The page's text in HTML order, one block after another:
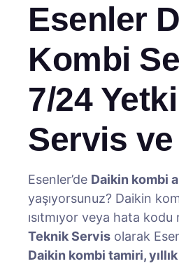
Esenler
Kombi
7/24
Servis ve
Esenler’de Daikin kombi
yaşıyorsunuz? Daikin
ısıtmıyor veya hata
Teknik Servis olarak
Daikin kombi tamiri,